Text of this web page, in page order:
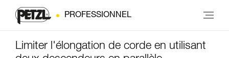
PROFESSIONNEL
Limiter l'élongation de corde en utilisant